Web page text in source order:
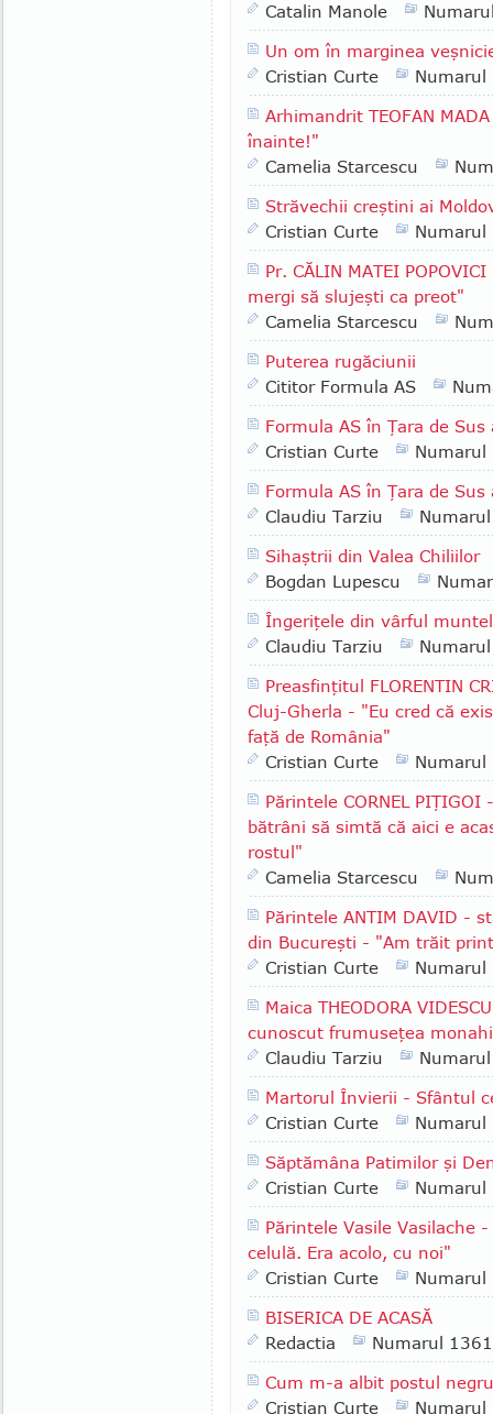
Catalin Manole
Un om în marginea
Cristian Curte
Numarul
Arhimandrit TEOFAN
înainte!"
Camelia Starcescu
Străvechii creştini ai
Cristian Curte
Numarul
Pr. CĂLIN MATEI
mergi să slujeşti ca preot"
Camelia Starcescu
Puterea rugăciunii
Cititor Formula AS
Formula AS în Ţara de
Cristian Curte
Numarul
Formula AS în Ţara de
Claudiu Tarziu
Sihaştrii din Valea Chiliilor
Bogdan Lupescu
Îngeriţele din vârful
Claudiu Tarziu
Preasfinţitul FLORENTIN
Cluj-Gherla - "Eu cred că
faţă de România"
Cristian Curte
Numarul
Părintele CORNEL
bătrâni să simtă că aici e
rostul"
Camelia Starcescu
Părintele ANTIM DAVID -
din Bucureşti - "Am trăit
Cristian Curte
Numarul
Maica THEODORA
cunoscut frumuseţea
Claudiu Tarziu
Martorul Învierii - Sfântul
Cristian Curte
Numarul
Săptămâna Patimilor şi
Cristian Curte
Numarul
Părintele Vasile Vasilache
celulă. Era acolo, cu noi"
Cristian Curte
Numarul
BISERICA DE ACASĂ
Redactia
Numarul 1361
Cum m-a albit postul negru
Cristian Curte
Numarul